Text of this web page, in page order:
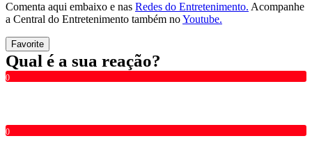
Comenta aqui embaixo e nas Redes do Entretenimento. Acompanhe
a Central do Entretenimento também noYoutube.
Favorite
Qual é a sua reação?
0
0